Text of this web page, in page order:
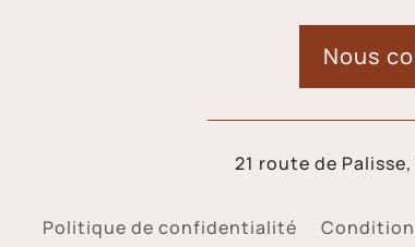
Nous
21 route de
Politique de confidentialité